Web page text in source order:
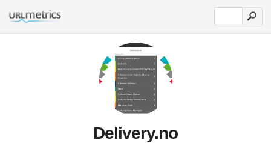
Delivery.no